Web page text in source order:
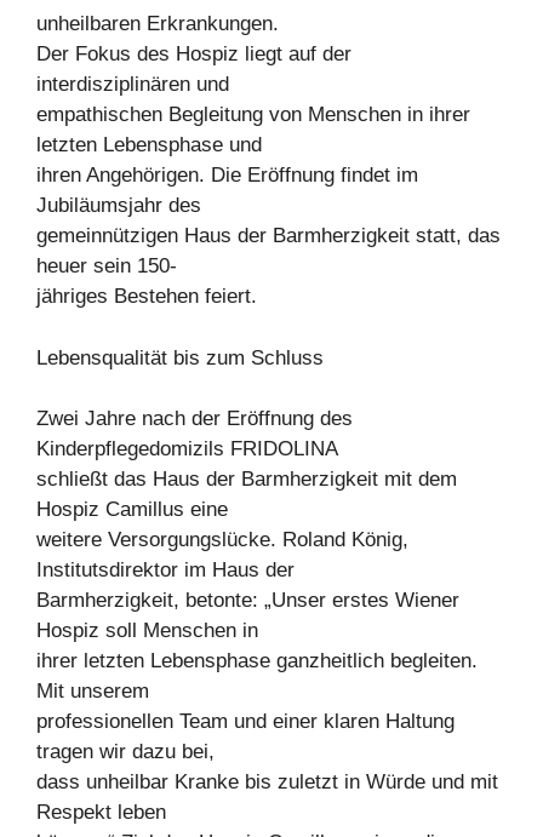
unheilbaren Erkrankungen.
Der Fokus des Hospiz liegt auf der
interdisziplinären und
empathischen Begleitung von Menschen in ihrer
letzten Lebensphase und
ihren Angehörigen. Die Eröffnung findet im
Jubiläumsjahr des
gemeinnützigen Haus der Barmherzigkeit statt, das
heuer sein 150-
jähriges Bestehen feiert.
Lebensqualität bis zum Schluss
Zwei Jahre nach der Eröffnung des
Kinderpflegedomizils FRIDOLINA
schließt das Haus der Barmherzigkeit mit dem
Hospiz Camillus eine
weitere Versorgungslücke. Roland König,
Institutsdirektor im Haus der
Barmherzigkeit, betonte: „Unser erstes Wiener
Hospiz soll Menschen in
ihrer letzten Lebensphase ganzheitlich begleiten.
Mit unserem
professionellen Team und einer klaren Haltung
tragen wir dazu bei,
dass unheilbar Kranke bis zuletzt in Würde und mit
Respekt leben